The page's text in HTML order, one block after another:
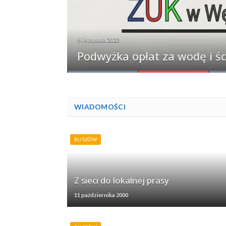
Zakup węgla po cenach
9 listopada 2022
Podwyżka opłat za wodę i
Święto Grzybów 2022
Dworzec PKP w Węglińcu
Wniosek o dodatek
WIADOMOŚCI
RUSZÓW
Z sieci do lokalnej prasy
11 października 2000